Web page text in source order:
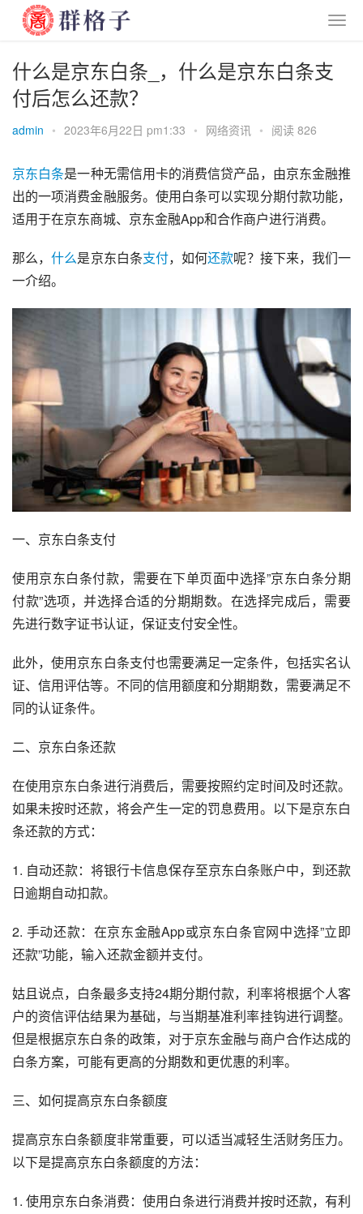
什么是京东白条_，什么是京东白条支
付后怎么还款？
admin • 2023年6月22日 pm1:33 • 网络资讯 • 阅读 826
京东白条是一种无需信用卡的消费信贷产品，由京东金融推
出的一项消费金融服务。使用白条可以实现分期付款功能，
适用于在京东商城、京东金融App和合作商户进行消费。
那么，什么是京东白条支付，如何还款呢？接下来，我们一
一介绍。
一、京东白条支付
使用京东白条付款，需要在下单页面中选择”京东白条分期
付款”选项，并选择合适的分期期数。在选择完成后，需要
先进行数字证书认证，保证支付安全性。
此外，使用京东白条支付也需要满足一定条件，包括实名认
证、信用评估等。不同的信用额度和分期期数，需要满足不
同的认证条件。
二、京东白条还款
在使用京东白条进行消费后，需要按照约定时间及时还款。
如果未按时还款，将会产生一定的罚息费用。以下是京东白
条还款的方式：
1. 自动还款：将银行卡信息保存至京东白条账户中，到还款
日逾期自动扣款。
2. 手动还款：在京东金融App或京东白条官网中选择”立即
还款”功能，输入还款金额并支付。
姑且说点，白条最多支持24期分期付款，利率将根据个人客
户的资信评估结果为基础，与当期基准利率挂钩进行调整。
但是根据京东白条的政策，对于京东金融与商户合作达成的
白条方案，可能有更高的分期数和更优惠的利率。
三、如何提高京东白条额度
提高京东白条额度非常重要，可以适当减轻生活财务压力。
以下是提高京东白条额度的方法：
1. 使用京东白条消费：使用白条进行消费并按时还款，有利